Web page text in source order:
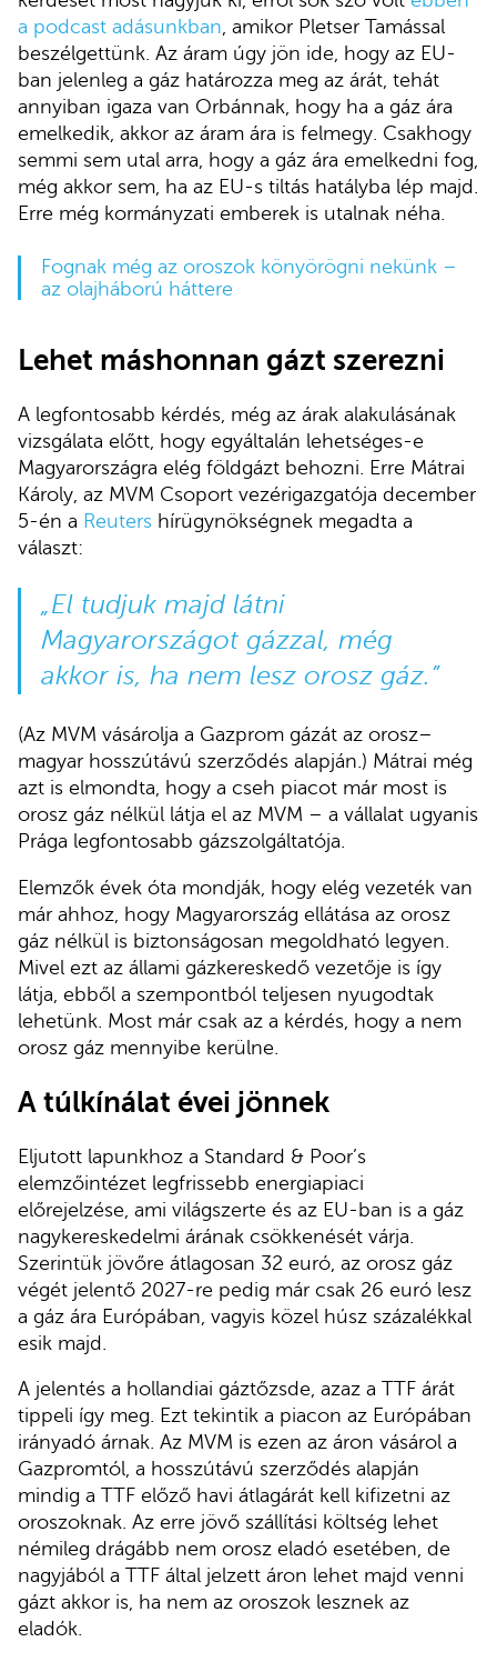
a podcast adásunkban, amikor Pletser Tamással
beszélgettünk. Az áram úgy jön ide, hogy az EU-
ban jelenleg a gáz határozza meg az árát, tehát
annyiban igaza van Orbánnak, hogy ha a gáz ára
emelkedik, akkor az áram ára is felmegy. Csakhogy
semmi sem utal arra, hogy a gáz ára emelkedni fog,
még akkor sem, ha az EU-s tiltás hatályba lép majd.
Erre még kormányzati emberek is utalnak néha.
Fognak még az oroszok könyörögni nekünk –
az olajháború háttere
Lehet máshonnan gázt szerezni
A legfontosabb kérdés, még az árak alakulásának
vizsgálata előtt, hogy egyáltalán lehetséges-e
Magyarországra elég földgázt behozni. Erre Mátrai
Károly, az MVM Csoport vezérigazgatója december
5-én a Reuters hírügynökségnek megadta a
választ:
„El tudjuk majd látni
Magyarországot gázzal, még
akkor is, ha nem lesz orosz gáz.”
(Az MVM vásárolja a Gazprom gázát az orosz–
magyar hosszútávú szerződés alapján.) Mátrai még
azt is elmondta, hogy a cseh piacot már most is
orosz gáz nélkül látja el az MVM – a vállalat ugyanis
Prága legfontosabb gázszolgáltatója.
Elemzők évek óta mondják, hogy elég vezeték van
már ahhoz, hogy Magyarország ellátása az orosz
gáz nélkül is biztonságosan megoldható legyen.
Mivel ezt az állami gázkereskedő vezetője is így
látja, ebből a szempontból teljesen nyugodtak
lehetünk. Most már csak az a kérdés, hogy a nem
orosz gáz mennyibe kerülne.
A túlkínálat évei jönnek
Eljutott lapunkhoz a Standard & Poor’s
elemzőintézet legfrissebb energiapiaci
előrejelzése, ami világszerte és az EU-ban is a gáz
nagykereskedelmi árának csökkenését várja.
Szerintük jövőre átlagosan 32 euró, az orosz gáz
végét jelentő 2027-re pedig már csak 26 euró lesz
a gáz ára Európában, vagyis közel húsz százalékkal
esik majd.
A jelentés a hollandiai gáztőzsde, azaz a TTF árát
tippeli így meg. Ezt tekintik a piacon az Európában
irányadó árnak. Az MVM is ezen az áron vásárol a
Gazpromtól, a hosszútávú szerződés alapján
mindig a TTF előző havi átlagárát kell kifizetni az
oroszoknak. Az erre jövő szállítási költség lehet
némileg drágább nem orosz eladó esetében, de
nagyjából a TTF által jelzett áron lehet majd venni
gázt akkor is, ha nem az oroszok lesznek az
eladók.